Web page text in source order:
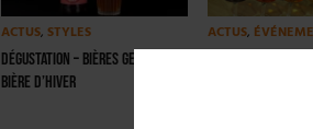
ACTUS, STYLES
Dégustation – Bières Georges –
Bière d’Hiver
ACTUS,